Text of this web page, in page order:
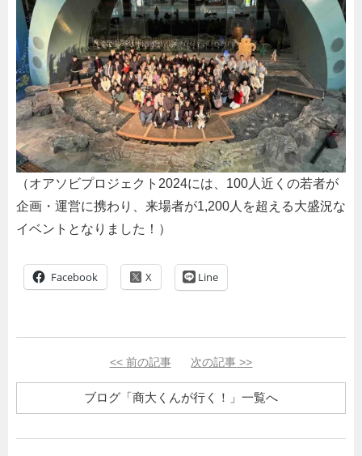
（オアソビプロジェクト2024には、100人近くの若者が
企画・運営に携わり、来場者が1,200人を超える大盛況な
イベントとなりました！）
Facebook Line
<< 前の記事 次の記事 >>
ブログ「商大くんが行く！」一覧へ